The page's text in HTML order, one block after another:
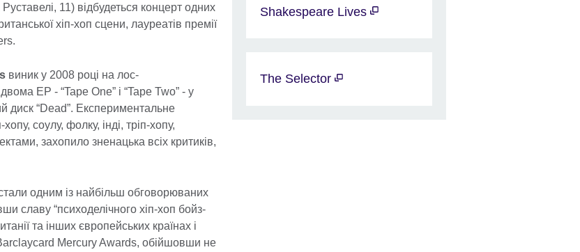
11) відбудеться концерт одних
хіп-хоп сцени, лауреатів премії
виник у 2008 році на лос-
EP - “Tape One” і “Tape Two” - у
диск “Dead”. Експериментальне
соулу, фолку, інді, тріп-хопу,
захопило зненацька всіх критиків,
одним із найбільш обговорюваних
славу “психоделічного хіп-хоп бойз-
та інших європейських країнах і
Mercury Awards, обійшовши не
Shakespeare Lives
The Selector